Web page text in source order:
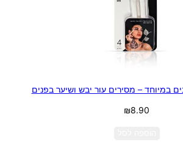
במיוחד – מסירים עור יבש ושיער בפנים
₪8.90